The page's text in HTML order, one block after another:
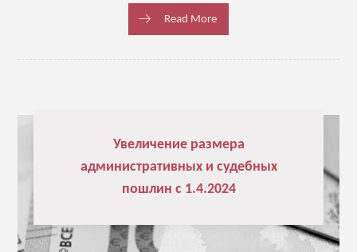
Read More
Увеличение размера
административных и судебных
пошлин с 1.4.2024